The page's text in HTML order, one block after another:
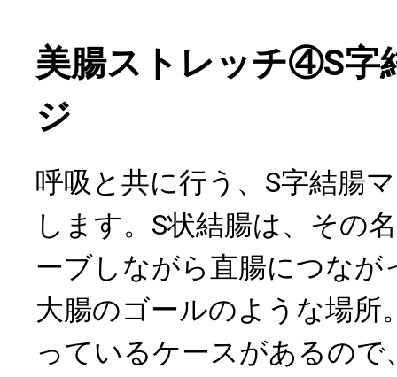
美腸ストレッチ④S字
ジ
呼吸と共に行う、S字結腸
します。S状結腸は、その
ーブしながら直腸につなが
大腸のゴールのような場所
っているケースがあるので